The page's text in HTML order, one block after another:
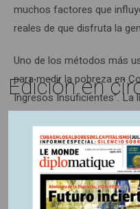
muchos factores que
reales de que disfruta la
Uno de los métodos más
para medir la pobreza en
Ingresos Insuficientes”. La
adquirir una canasta
bienes mínimos para vivir.
menor a este valor se
monetaria. En Colombia,
Edición en